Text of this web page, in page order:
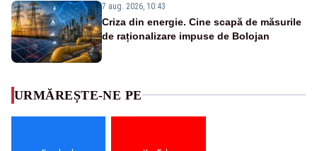
7 aug. 2026, 10:43
Criza din energie. Cine scapă de măsurile
de raționalizare impuse de Bolojan
URMĂREȘTE-NE PE